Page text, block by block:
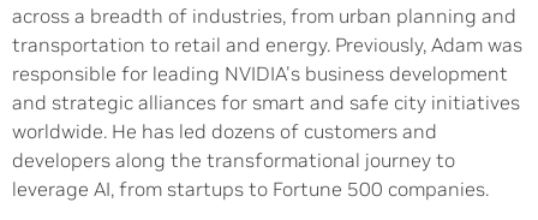
across a breadth of industries, from urban planning and
transportation to retail and energy. Previously, Adam was
responsible for leading NVIDIA's business development
and strategic alliances for smart and safe city initiatives
worldwide. He has led dozens of customers and
developers along the transformational journey to
leverage AI, from startups to Fortune 500 companies.